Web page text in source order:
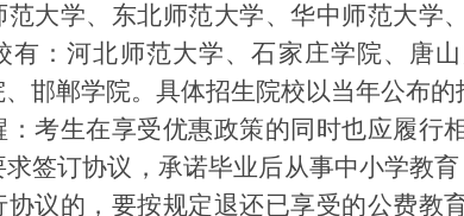
范大学、东北师范大学、华中师范大学
有：河北师范大学、石家庄学院、唐
邯郸学院。具体招生院校以当年公布的
：考生在享受优惠政策的同时也应履行
求签订协议，承诺毕业后从事中小学教
协议的，要按规定退还已享受的公费教